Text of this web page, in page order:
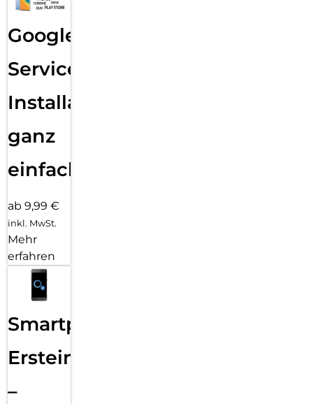
Google
Services
Installation
ganz
einfach
ab 9,99 €
inkl. MwSt.
Mehr
erfahren
Smartphone
Ersteinrichtung
–